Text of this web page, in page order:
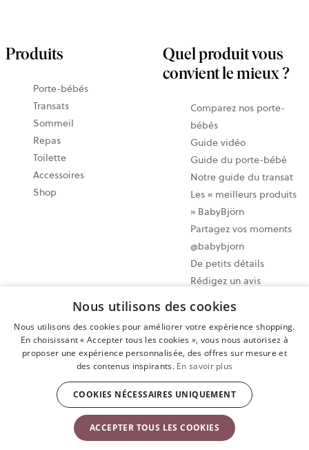
Produits
Porte-bébés
Transats
Sommeil
Repas
Toilette
Accessoires
Shop
Quel produit vous
convient le mieux ?
Comparez nos porte-
bébés
Guide vidéo
Guide du porte-bébé
Notre guide du transat
Les « meilleurs produits
» BabyBjörn
Partagez vos moments
@babybjorn
De petits détails
Rédigez un avis
Paramètres des cookies
Plan du site
Politique de confidentialité
Conditions d’utilisation
Exercer votre droit de rétractation
Copyright © 2009-2024 BabyBjörn AB. Tous droits réservés.
Nous utilisons des cookies
Nous utilisons des cookies pour améliorer votre expérience shopping.
En choisissant « Accepter tous les cookies », vous nous autorisez à
proposer une expérience personnalisée, des offres sur mesure et
des contenus inspirants. En savoir plus
ACCEPTER TOUS LES COOKIES
COOKIES NÉCESSAIRES UNIQUEMENT